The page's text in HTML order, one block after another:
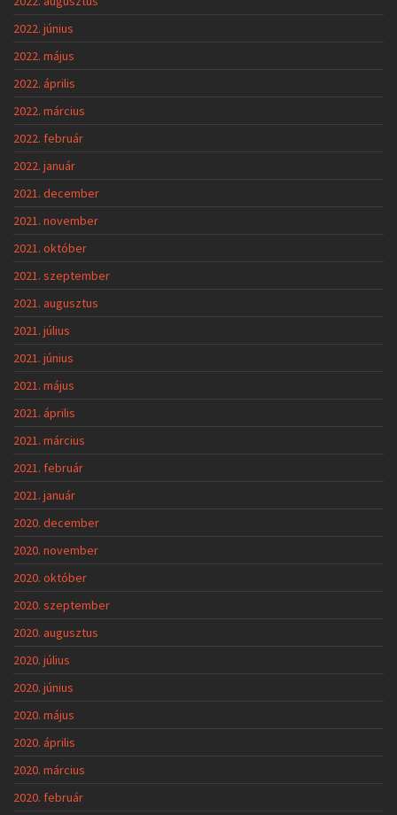
2022. június
2022. május
2022. április
2022. március
2022. február
2022. január
2021. december
2021. november
2021. október
2021. szeptember
2021. augusztus
2021. július
2021. június
2021. május
2021. április
2021. március
2021. február
2021. január
2020. december
2020. november
2020. október
2020. szeptember
2020. augusztus
2020. július
2020. június
2020. május
2020. április
2020. március
2020. február